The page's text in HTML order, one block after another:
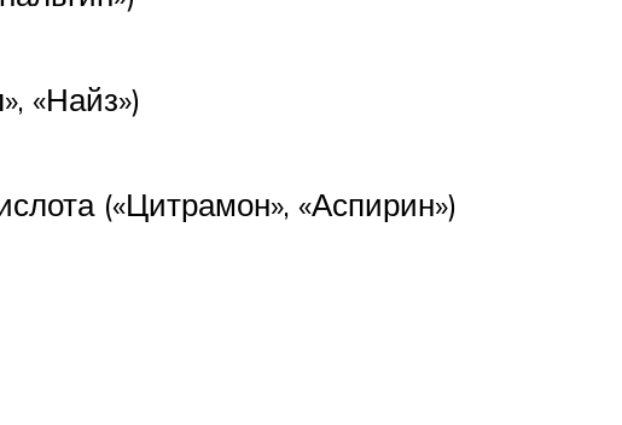
«Найз»)
(«Цитрамон», «Аспирин»)